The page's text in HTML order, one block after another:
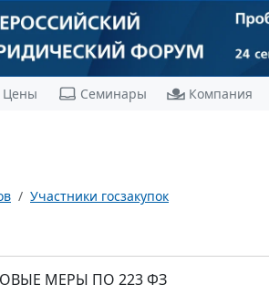
Цены Семинары Компания
Участники госзакупок
МЕРЫ ПО 223 ФЗ